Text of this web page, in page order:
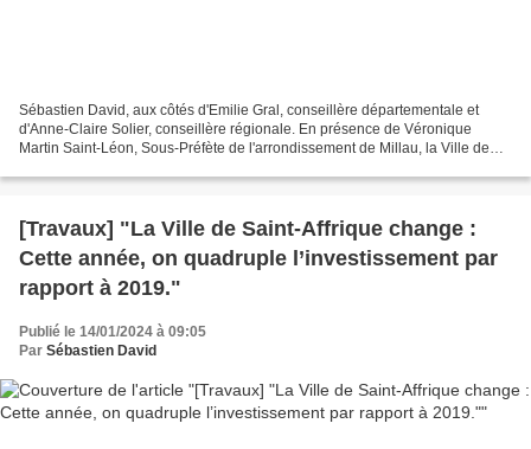
Sébastien David, aux côtés d'Emilie Gral, conseillère départementale et
d'Anne-Claire Solier, conseillère régionale. En présence de Véronique
Martin Saint-Léon, Sous-Préfète de l'arrondissement de Millau, la Ville de
[Travaux] "La Ville de Saint-Affrique change :
Cette année, on quadruple l’investissement par
rapport à 2019."
Publié le 14/01/2024 à 09:05
Par Sébastien David